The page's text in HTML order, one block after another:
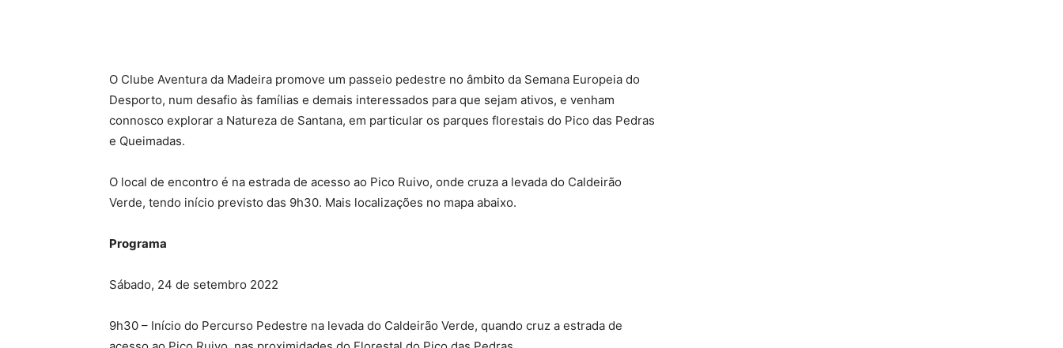
O Clube Aventura da Madeira promove um passeio pedestre no âmbito da Semana Europeia do
Desporto, num desafio às famílias e demais interessados para que sejam ativos, e venham
connosco explorar a Natureza de Santana, em particular os parques florestais do Pico das Pedras
e Queimadas.
O local de encontro é na estrada de acesso ao Pico Ruivo, onde cruza a levada do Caldeirão
Verde, tendo início previsto das 9h30. Mais localizações no mapa abaixo.
Programa
Sábado, 24 de setembro 2022
9h30 – Início do Percurso Pedestre na levada do Caldeirão Verde, quando cruz a estrada de